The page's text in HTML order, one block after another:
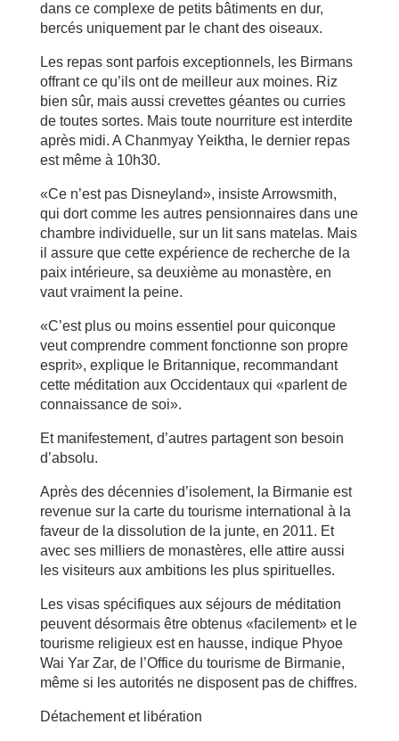
dans ce complexe de petits bâtiments en dur,
bercés uniquement par le chant des oiseaux.
Les repas sont parfois exceptionnels, les Birmans
offrant ce qu’ils ont de meilleur aux moines. Riz
bien sûr, mais aussi crevettes géantes ou curries
de toutes sortes. Mais toute nourriture est interdite
après midi. A Chanmyay Yeiktha, le dernier repas
est même à 10h30.
«Ce n’est pas Disneyland», insiste Arrowsmith,
qui dort comme les autres pensionnaires dans une
chambre individuelle, sur un lit sans matelas. Mais
il assure que cette expérience de recherche de la
paix intérieure, sa deuxième au monastère, en
vaut vraiment la peine.
«C’est plus ou moins essentiel pour quiconque
veut comprendre comment fonctionne son propre
esprit», explique le Britannique, recommandant
cette méditation aux Occidentaux qui «parlent de
connaissance de soi».
Et manifestement, d’autres partagent son besoin
d’absolu.
Après des décennies d’isolement, la Birmanie est
revenue sur la carte du tourisme international à la
faveur de la dissolution de la junte, en 2011. Et
avec ses milliers de monastères, elle attire aussi
les visiteurs aux ambitions les plus spirituelles.
Les visas spécifiques aux séjours de méditation
peuvent désormais être obtenus «facilement» et le
tourisme religieux est en hausse, indique Phyoe
Wai Yar Zar, de l’Office du tourisme de Birmanie,
même si les autorités ne disposent pas de chiffres.
Détachement et libération